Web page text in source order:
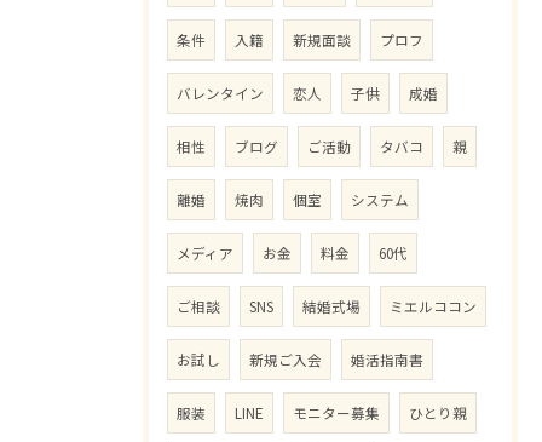
条件 入籍 新規面談 プロフ
バレンタイン 恋人 子供 成婚
相性 ブログ ご活動 タバコ 親
離婚 焼肉 個室 システム
メディア お金 料金 60代
ご相談 SNS 結婚式場 ミエルココン
お試し 新規ご入会 婚活指南書
服装 LINE モニター募集 ひとり親